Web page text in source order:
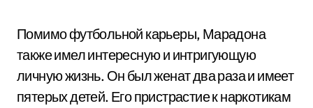
Помимо футбольной карьеры, Марадона
также имел интересную и интригующую
личную жизнь. Он был женат два раза и имеет
пятерых детей. Его пристрастие к наркотикам